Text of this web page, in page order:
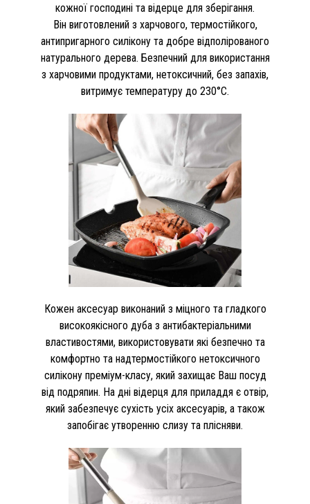
кожної господині та відерце для зберігання.
Він виготовлений з харчового, термостійкого,
антипригарного силікону та добре відполірованого
натурального дерева. Безпечний для використання
з харчовими продуктами, нетоксичний, без запахів,
витримує температуру до 230°С.
Кожен аксесуар виконаний з міцного та гладкого
високоякісного дуба з антибактеріальними
властивостями, використовувати які безпечно та
комфортно та надтермостійкого нетоксичного
силікону преміум-класу, який захищає Ваш посуд
від подряпин. На дні відерця для приладдя є отвір,
який забезпечує сухість усіх аксесуарів, а також
запобігає утворенню слизу та плісняви.